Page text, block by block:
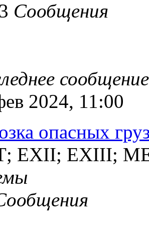
Сообщения
сообщение
2024, 11:00
опасных
EXII; EXIII;